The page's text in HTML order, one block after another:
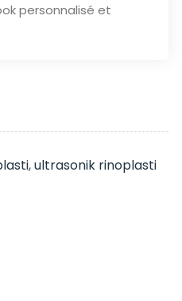
personnalisé et
,ultrasonik rinoplasti